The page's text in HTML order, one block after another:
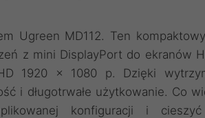
Ugreen MD112. Ten
z mini DisplayPort do ekranów
1920 x 1080 p. Dzięki
i długotrwałe użytkowanie. Co
konfiguracji i